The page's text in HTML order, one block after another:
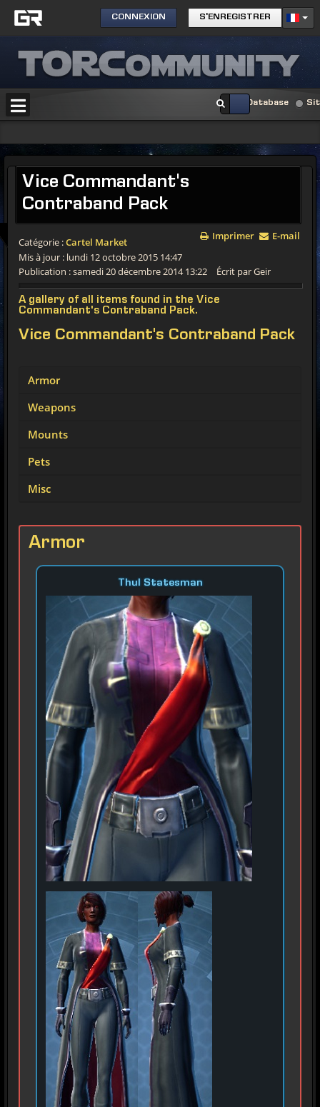
CONNEXION S'ENREGISTRER
Database
Vice Commandant's
Contraband Pack
Imprimer E-mail
Catégorie :Cartel Market
Mis à jour : lundi 12 octobre 2015 14:47
Publication : samedi 20 décembre 2014 13:22
Écrit par Geir
A gallery of all items found in the Vice
Commandant's Contraband Pack.
Vice Commandant's Contraband Pack
Armor
Weapons
Mounts
Pets
Misc
Armor
Thul Statesman